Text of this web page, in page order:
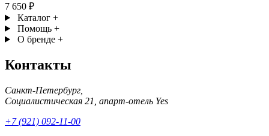
7 650 ₽
Каталог +
Помощь +
О бренде +
Контакты
Санкт-Петербург,
Социалистическая 21, апарт-отель Yes
+7 (921) 092-11-00